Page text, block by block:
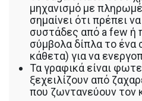
μηχανισμό με
σημαίνει ότι πρέπει
συστάδες από a few ή
σύμβολα δίπλα το ένα
κάθετα) για να
Τα γραφικά είναι
ξεχειλίζουν από
που ζωντανεύουν τον